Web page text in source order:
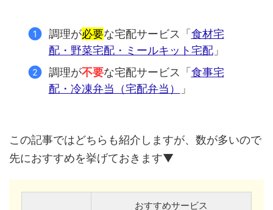
調理が必要な宅配サービス「食材宅
配・野菜宅配・ミールキット宅配」
調理が不要な宅配サービス「食事宅
配・冷凍弁当（宅配弁当）
」
この記事ではどちらも紹介しますが、数が多いので
先におすすめを挙げておきます▼
おすすめサービス